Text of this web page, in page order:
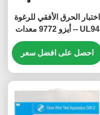
اختبار الحرق الأفقي للرغوة
UL94 -- أيزو 9772 معدات
اختبار قابلية الإشتعال
احصل على افضل سعر